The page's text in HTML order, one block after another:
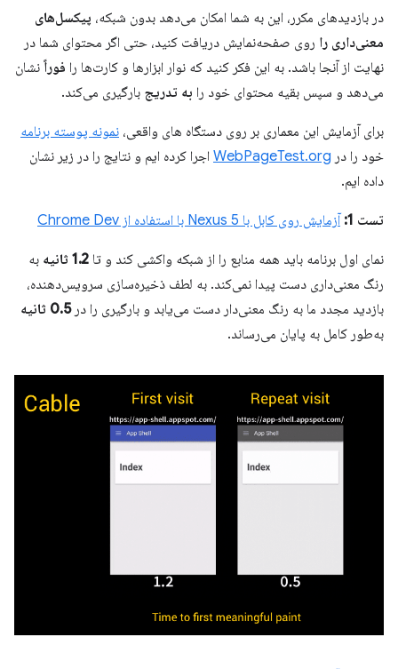
در بازدیدهای مکرر، این به شما امکان می‌دهد بدون شبکه، پیکسل‌های
معنی‌داری را روی صفحه‌نمایش دریافت کنید، حتی اگر محتوای شما در
نهایت از آنجا باشد. به این فکر کنید که نوار ابزارها و کارت‌ها را فوراً نشان
می‌دهد و سپس بقیه محتوای خود را به تدریج بارگیری می‌کند.
برای آزمایش این معماری بر روی دستگاه های واقعی، نمونه پوسته برنامه
خود را در WebPageTest.org اجرا کرده ایم و نتایج را در زیر نشان
داده ایم.
تست 1: آزمایش روی کابل با Nexus 5 با استفاده از Chrome Dev
نمای اول برنامه باید همه منابع را از شبکه واکشی کند و تا 1.2 ثانیه
به
رنگ معنی‌داری دست پیدا نمی‌کند. به لطف ذخیره‌سازی سرویس‌دهنده،
بازدید مجدد ما به رنگ معنی‌دار دست می‌یابد و بارگیری را در0.5 ثانیه
به‌طور کامل به پایان می‌رساند.